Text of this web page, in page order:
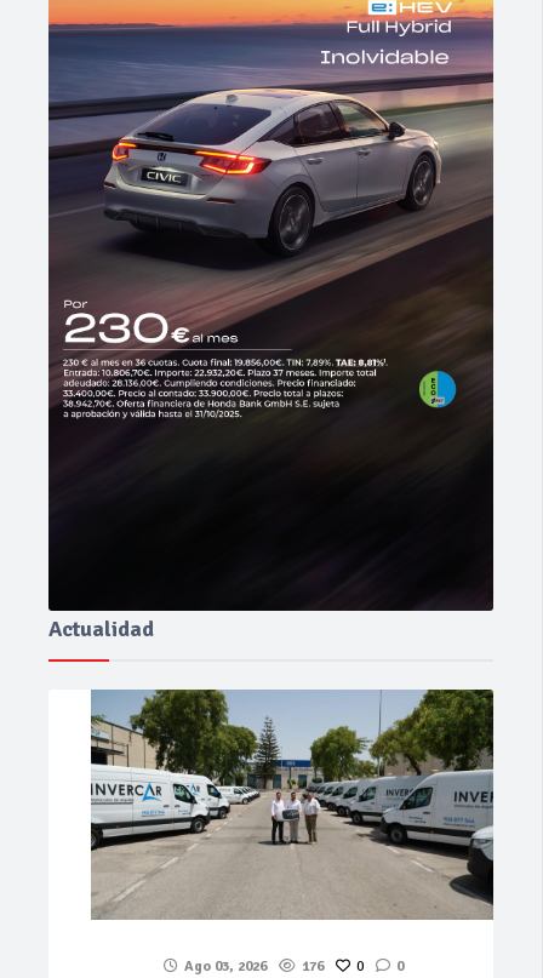
Actualidad
Ago 03, 2026 176 0 0